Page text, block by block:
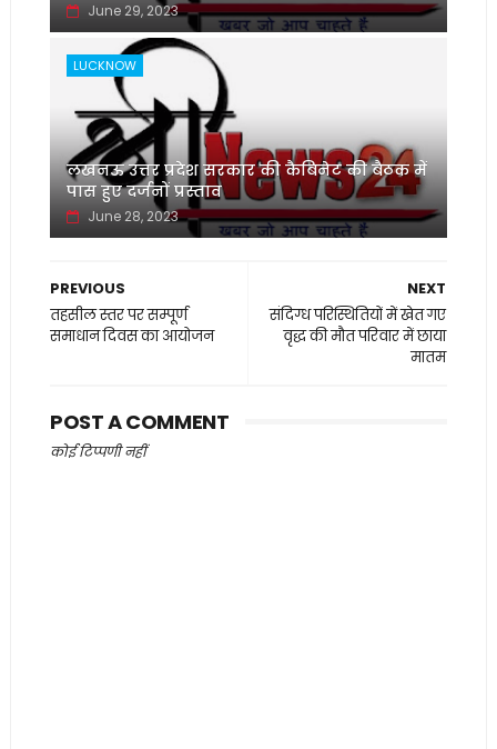
June 29, 2023
LUCKNOW
लखनऊ उत्तर प्रदेश सरकार की कैबिनेट की बैठक में
पास हुए दर्जनों प्रस्ताव
June 28, 2023
NEXT
संदिग्ध परिस्थितियों में खेत गए
वृद्ध की मौत परिवार में छाया
मातम
PREVIOUS
तहसील स्तर पर सम्पूर्ण
समाधान दिवस का आयोजन
POST A COMMENT
कोई टिप्पणी नहीं